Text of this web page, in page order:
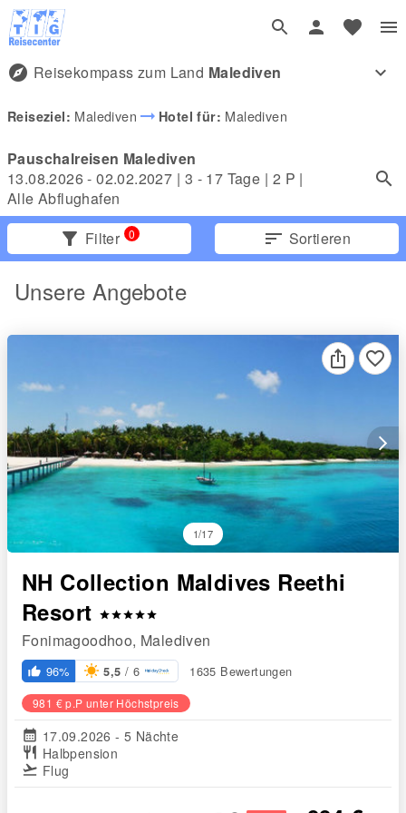
explore Reisekompass zum Land Malediven expand_more
Reiseziel: Malediven arrow_right_alt Hotel für: Malediven
Pauschalreisen Malediven
13.08.2026 - 02.02.2027 | 3 - 17 Tage | 2 P |
Alle Abflughafen
filter_alt Filter 0 sort Sortieren
Unsere Angebote
arrow_forward_ios
1/17
favorite_border
NH Collection Maldives Reethi
Resort
starstarstarstarstar
Fonimagoodhoo, Malediven
thumb_up_alt 96% 5,5 / 6 1635 Bewertungen
981 € p.P unter Höchstpreis
calendar_month 17.09.2026 - 5 Nächte
restaurant Halbpension
flight_takeoff Flug